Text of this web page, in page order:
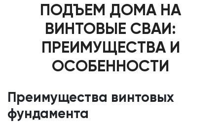
ПОДЪЕМ ДОМА НА
ВИНТОВЫЕ СВАИ:
ПРЕИМУЩЕСТВА И
ОСОБЕННОСТИ
Преимущества винтовых
фундамента